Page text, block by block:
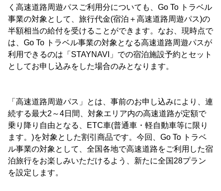
く高速道路周遊パスご利用分についても、Go To トラベル
事業の対象として、旅行代金(宿泊＋高速道路周遊パス)の
半額相当の給付を受けることができます。なお、現時点で
は、Go To トラベル事業の対象となる高速道路周遊パスが
利用できるのは「STAYNAVI」での宿泊施設予約とセット
としてお申し込みをした場合のみとなります。
「高速道路周遊パス」とは、事前のお申し込みにより、連
続する最大2～4日間、対象エリア内の高速道路が定額で
乗り降り自由となる、ETC車(普通車・軽自動車等に限り
ます。)を対象とした割引商品です。今回、Go To トラベ
ル事業の対象として、全国各地で高速道路をご利用した宿
泊旅行をお楽しみいただけるよう、新たに全国28プラン
を設定します。